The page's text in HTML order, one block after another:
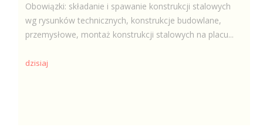
Obowiązki: składanie i spawanie konstrukcji stalowych
wg rysunków technicznych, konstrukcje budowlane,
przemysłowe, montaż konstrukcji stalowych na placu...
dzisiaj